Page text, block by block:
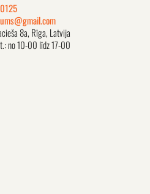
8a, Rīga, Latvija
no 10-00 līdz 17-00